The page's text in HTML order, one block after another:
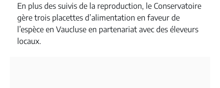
En plus des suivis de la reproduction, le Conservatoire
gère trois placettes d’alimentation en faveur de
l’espèce en Vaucluse en partenariat avec des éleveurs
locaux.